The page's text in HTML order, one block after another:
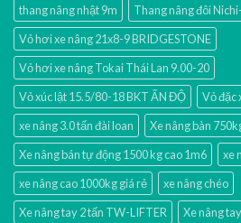
thang nâng nhật 9m
Thang nâng đôi
Vỏ hơi xe nâng 21x8-9 BRIDGESTONE
Vỏ hơi xe nâng Tokai Thái Lan 9.00-20
Vỏ xúc lật 15.5/80-18 BKT ẤN ĐỘ
Vỏ đặc
xe nâng 3.0 tấn đài loan
Xe nâng bàn
Xe nâng bán tự động 1500 kg cao 1m6
xe
xe nâng cao 1000kg giá rẻ
xe nâng chéo
Xe nâng tay 2 tấn TW-LIFTER
Xe nâng